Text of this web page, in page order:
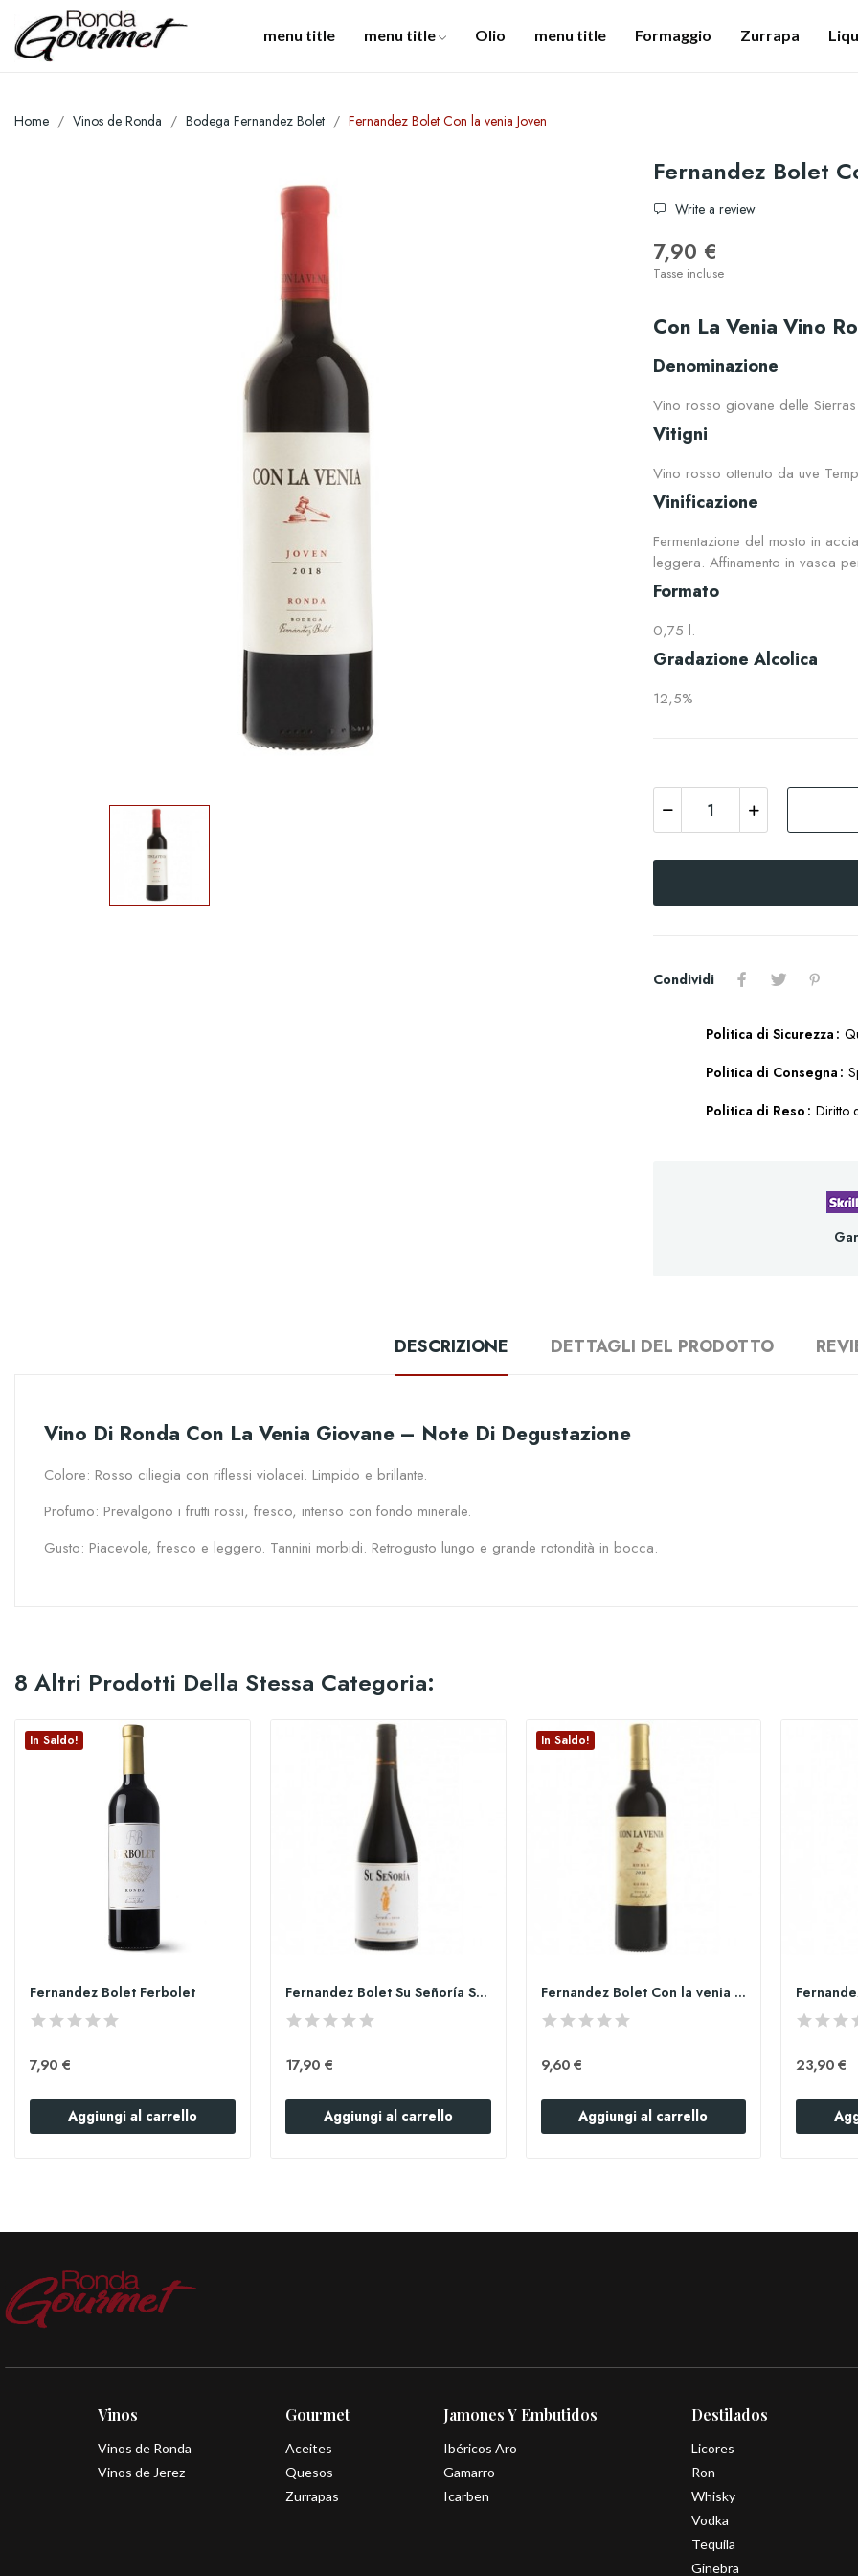
menu title menu title Olio menu title Formaggio Zurrapa
Home Vinos de Ronda Bodega Fernandez Bolet Fernandez Bolet Con la venia Joven
Fernandez Bolet
Write a review
7,90 €
Tasse incluse
Con La Venia Vino
Denominazione
Vino rosso giovane delle
Vitigni
Vino rosso ottenuto da uve
Vinificazione
Fermentazione del mosto in
leggera. Affinamento in vasca
Formato
0,75 l.
Gradazione Alcolica
12,5%
Condividi
Politica di Sicurezza
Politica di Consegna
Politica di Reso Diritto
DESCRIZIONE DETTAGLI DEL PRODOTTO
Vino Di Ronda Con La Venia Giovane – Note Di Degustazione
Colore: Rosso ciliegia con riflessi violacei. Limpido e brillante.
Profumo: Prevalgono i frutti rossi, fresco, intenso con fondo minerale.
Gusto: Piacevole, fresco e leggero. Tannini morbidi. Retrogusto lungo e grande rotondità in bocca.
8 Altri Prodotti Della Stessa Categoria:
In Saldo!
Fernandez Bolet Ferbolet
7,90 €
Aggiungi al carrello
Fernandez Bolet Su Señoría Syrah
17,90 €
Aggiungi al carrello
In Saldo!
Fernandez Bolet Con la venia Roble
9,60 €
Aggiungi al carrello
23,90 €
Vinos
Vinos de Ronda
Vinos de Jerez
Gourmet
Aceites
Quesos
Zurrapas
Jamones Y Embutidos
Ibéricos Aro
Gamarro
Icarben
Destilados
Licores
Ron
Whisky
Vodka
Tequila
Ginebra